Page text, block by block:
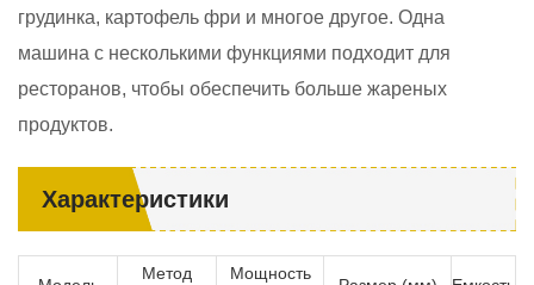
грудинка, картофель фри и многое другое. Одна
машина с несколькими функциями подходит для
ресторанов, чтобы обеспечить больше жареных
продуктов.
Характеристики
Метод Мощность